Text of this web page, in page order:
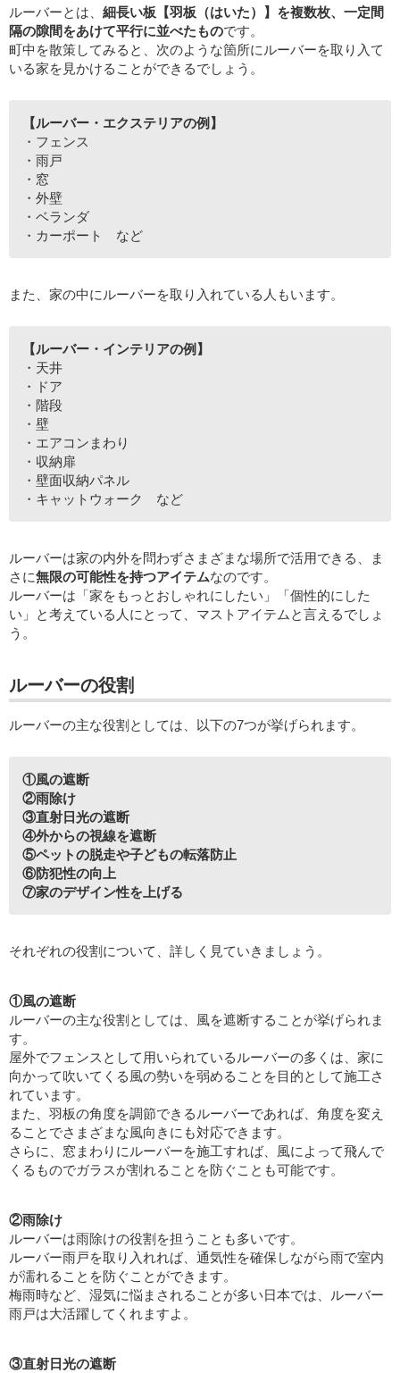
ルーバーとは、 細長い板【羽板（はいた）】を複数枚、一定間
隔の隙間をあけて平行に並べたものです。
町中を散策してみると、次のような箇所にルーバーを取り入て
いる家を見かけることができるでしょう。
【ルーバー・エクステリアの例】
・フェンス
・雨戸
・窓
・外壁
・ベランダ
・カーポート など
また、家の中にルーバーを取り入れている人もいます。
【ルーバー・インテリアの例】
・天井
・ドア
・階段
・壁
・エアコンまわり
・収納扉
・壁面収納パネル
・キャットウォーク など
ルーバーは家の内外を問わずさまざまな場所で活用できる、ま
さに無限の可能性を持つアイテムなのです。
ルーバーは「家をもっとおしゃれにしたい」「個性的にした
い」と考えている人にとって、マストアイテムと言えるでしょ
う。
ルーバーの役割
ルーバーの主な役割としては、以下の7つが挙げられます。
①風の遮断
②雨除け
③直射日光の遮断
④外からの視線を遮断
⑤ペットの脱走や子どもの転落防止
⑥防犯性の向上
⑦家のデザイン性を上げる
それぞれの役割について、詳しく見ていきましょう。
①風の遮断
ルーバーの主な役割としては、風を遮断することが挙げられま
す。
屋外でフェンスとして用いられているルーバーの多くは、家に
向かって吹いてくる風の勢いを弱めることを目的として施工さ
れています。
また、羽板の角度を調節できるルーバーであれば、角度を変え
ることでさまざまな風向きにも対応できます。
さらに、窓まわりにルーバーを施工すれば、風によって飛んで
くるものでガラスが割れることを防ぐことも可能です。
②雨除け
ルーバーは雨除けの役割を担うことも多いです。
ルーバー雨戸を取り入れれば、通気性を確保しながら雨で室内
が濡れることを防ぐことができます。
梅雨時など、湿気に悩まされることが多い日本では、ルーバー
雨戸は大活躍してくれますよ。
③直射日光の遮断